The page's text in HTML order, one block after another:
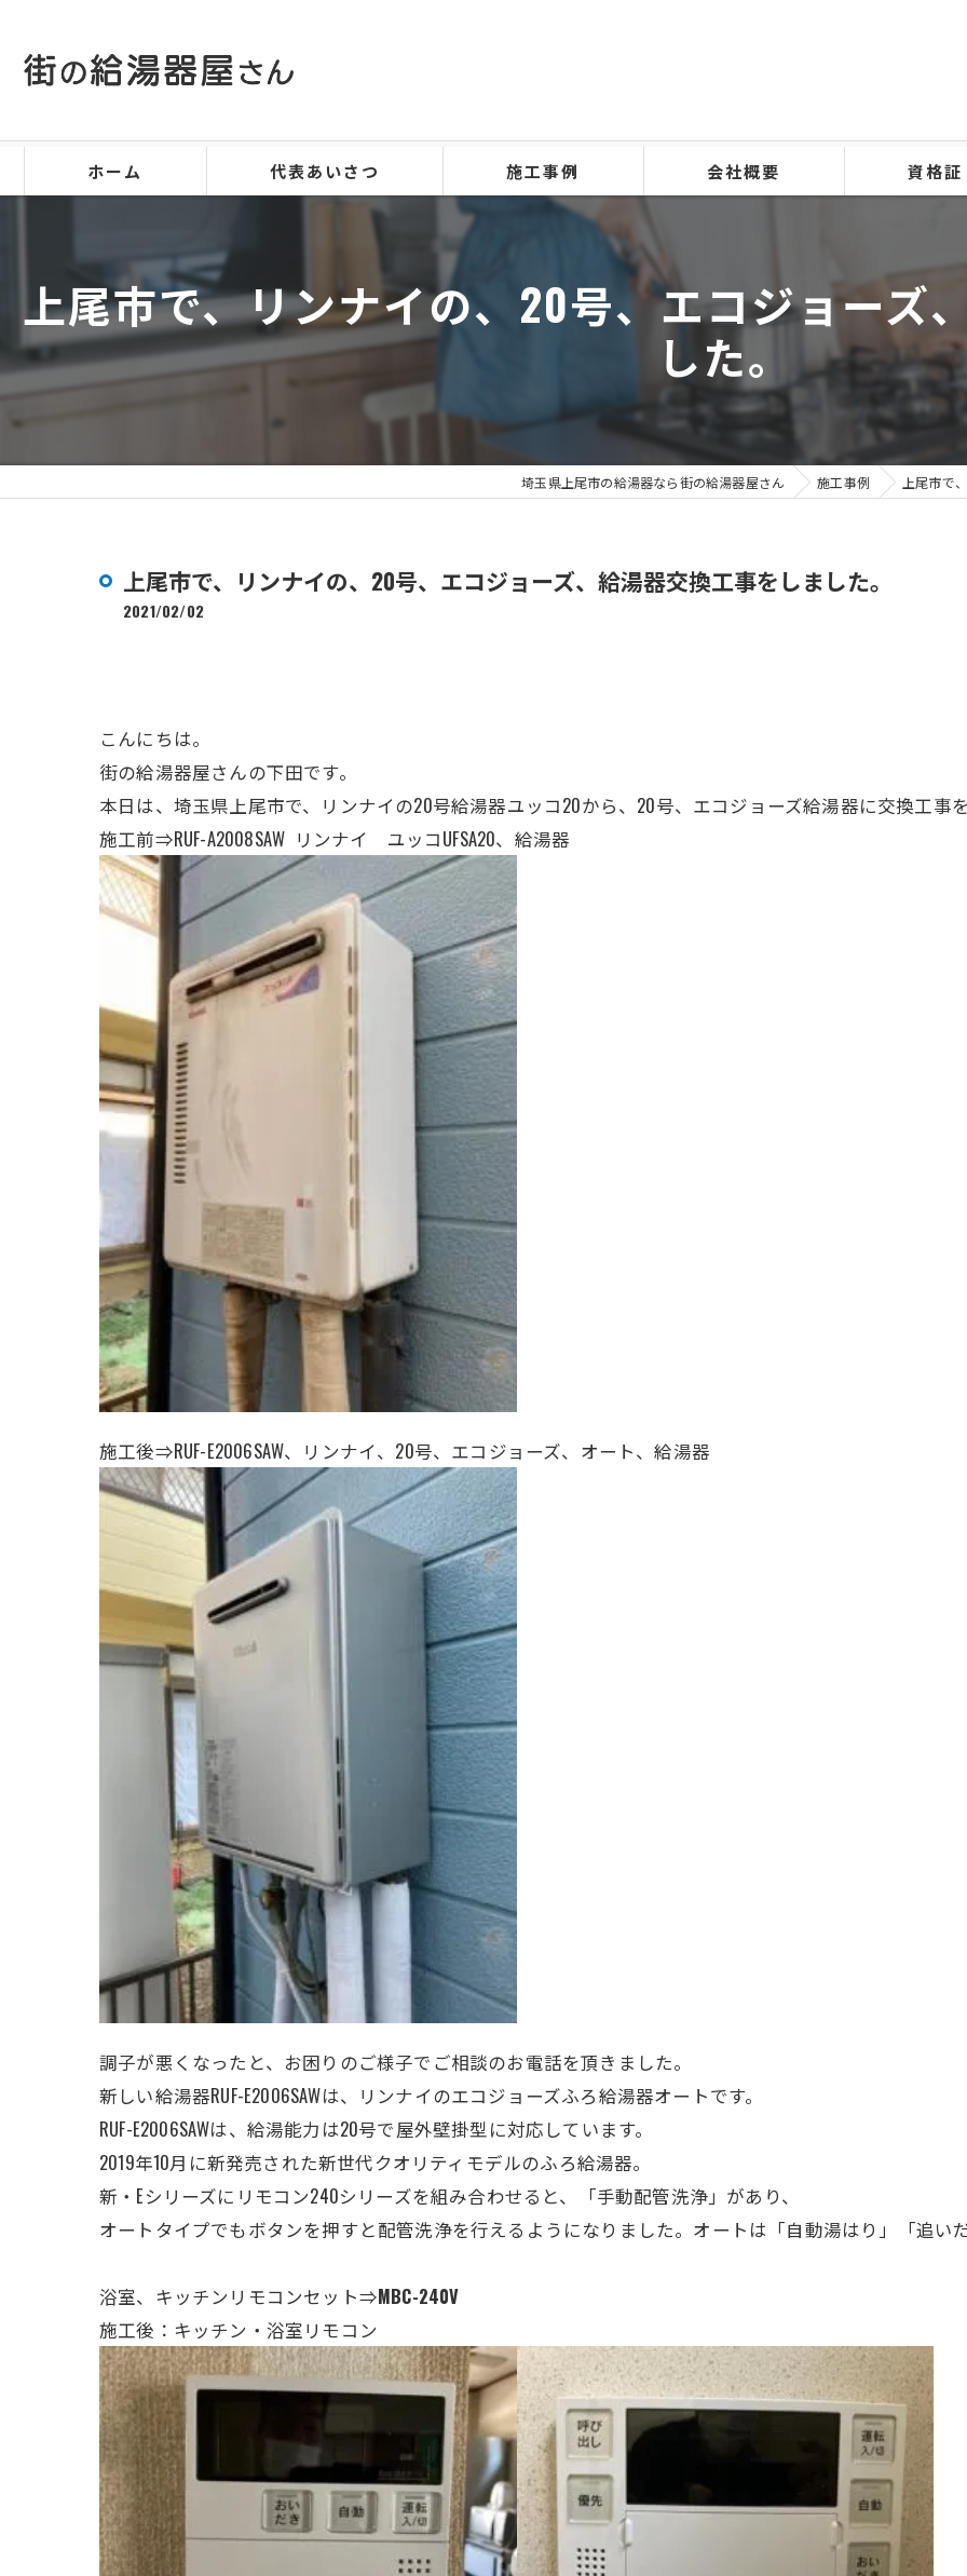
ホーム 代表あいさつ 施工事例 会社概要 資格証
上尾市で、リンナイの、20号、エコジョーズ
した。
埼玉県上尾市の給湯器なら街の給湯器屋さん 施工事例 上尾市で
上尾市で、リンナイの、20号、エコジョーズ、給湯器交換工事をしました。
2021/02/02
こんにちは。
街の給湯器屋さんの下田です。
本日は、埼玉県上尾市で、リンナイの20号給湯器ユッコ20から、20号、エコジョーズ給湯器に交換工事を
施工前⇒RUF-A2008SAW リンナイ ユッコUFSA20、給湯器
施工後⇒RUF-E2006SAW、リンナイ、20号、エコジョーズ、オート、給湯器
調子が悪くなったと、お困りのご様子でご相談のお電話を頂きました。
新しい給湯器RUF-E2006SAWは、リンナイのエコジョーズふろ給湯器オートです。
RUF-E2006SAWは、給湯能力は20号で屋外壁掛型に対応しています。
2019年10月に新発売された新世代クオリティモデルのふろ給湯器。
新・Eシリーズにリモコン240シリーズを組み合わせると、「手動配管洗浄」があり、
オートタイプでもボタンを押すと配管洗浄を行えるようになりました。オートは「自動湯はり」「追い
浴室、キッチンリモコンセット⇒MBC-240V
施工後：キッチン・浴室リモコン